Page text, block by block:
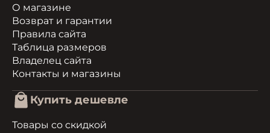
О магазине
Возврат и гарантии
Правила сайта
Таблица размеров
Владелец сайта
Контакты и магазины
Купить дешевле
Товары со скидкой